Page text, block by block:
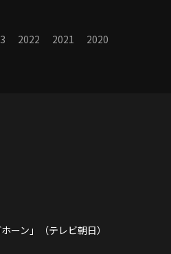
2022 2021
2020
ーン」（テレビ朝日）